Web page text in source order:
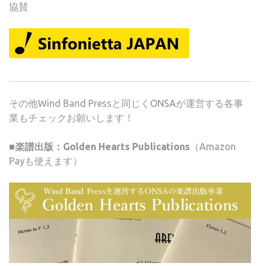
協賛
その他Wind Band Pressと同じくONSAが運営する各事
業もチェックお願いします！
■楽譜出版：Golden Hearts Publications （Amazon
Payも使えます）